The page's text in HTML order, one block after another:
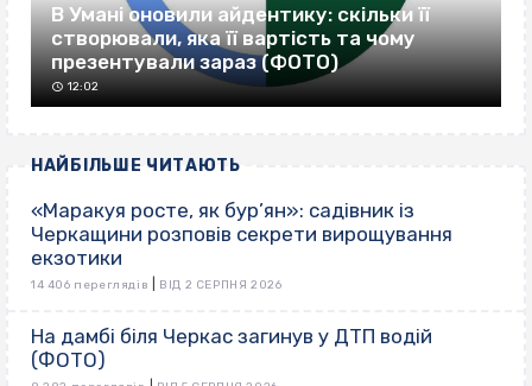
В Умані оновили айдентику: скільки її
створювали, яка її вартість та чому
презентували зараз (ФОТО)
12:02
НАЙБІЛЬШЕ ЧИТАЮТЬ
«Маракуя росте, як бур’ян»: садівник із
Черкащини розповів секрети вирощування
екзотики
14 406 переглядів ВІД 2 СЕРПНЯ 2026
На дамбі біля Черкас загинув у ДТП водій
(ФОТО)